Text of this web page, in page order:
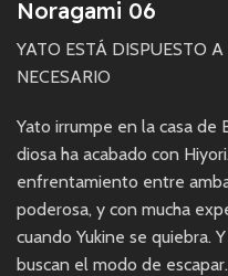
Noragami 06
YATO ESTÁ DISPUESTO
NECESARIO
Yato irrumpe en la casa de
diosa ha acabado con
enfrentamiento entre
poderosa, y con mucha
cuando Yukine se quiebra.
buscan el modo de